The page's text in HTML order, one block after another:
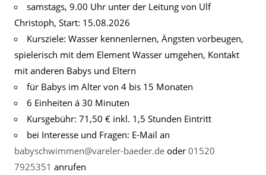
samstags, 9.00 Uhr unter der Leitung von Ulf
Christoph, Start: 15.08.2026
Kursziele: Wasser kennenlernen, Ängsten vorbeugen,
spielerisch mit dem Element Wasser umgehen, Kontakt
mit anderen Babys und Eltern
für Babys im Alter von 4 bis 15 Monaten
6 Einheiten á 30 Minuten
Kursgebühr: 71,50 € inkl. 1,5 Stunden Eintritt
bei Interesse und Fragen: E-Mail an
babyschwimmen@vareler-baeder.de oder 01520
7925351 anrufen